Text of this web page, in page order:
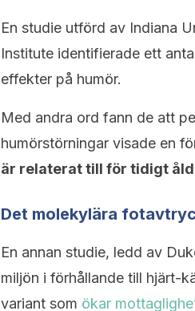
En studie utförd av Indiana
Institute identifierade ett
effekter på humör.
Med andra ord fann de att
humörstörningar visade en
är relaterat till för tidigt
Det molekylära
En annan studie, ledd av
miljön i förhållande till hjärt-
variant som ökar